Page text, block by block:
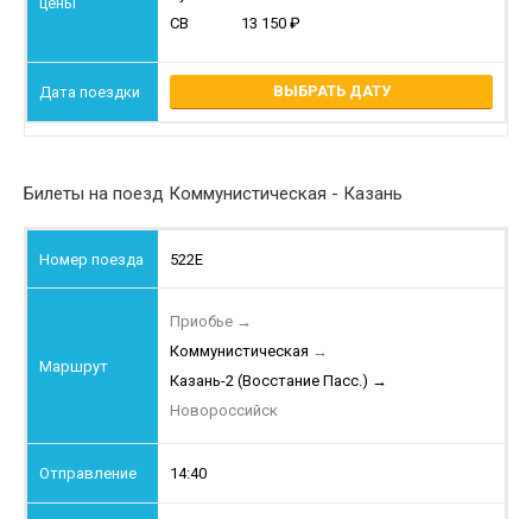
СВ
13 150
ВЫБРАТЬ ДАТУ
Билеты на поезд Коммунистическая - Казань
522Е
Приобье →
Коммунистическая →
Казань-2 (Восстание Пасс.) →
Новороссийск
14:40